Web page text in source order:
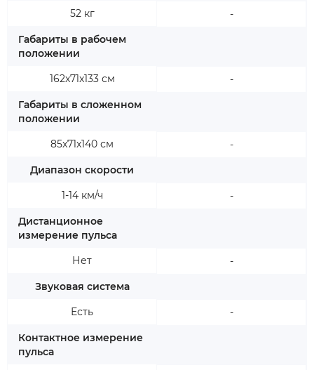
52 кг
Габариты в рабочем
положении
162x71x133 см
Габариты в сложенном
положении
85x71x140 см
Диапазон скорости
1-14 км/ч
Дистанционное
измерение пульса
Нет
Звуковая система
Есть
Контактное измерение
пульса
-
-
-
-
-
-